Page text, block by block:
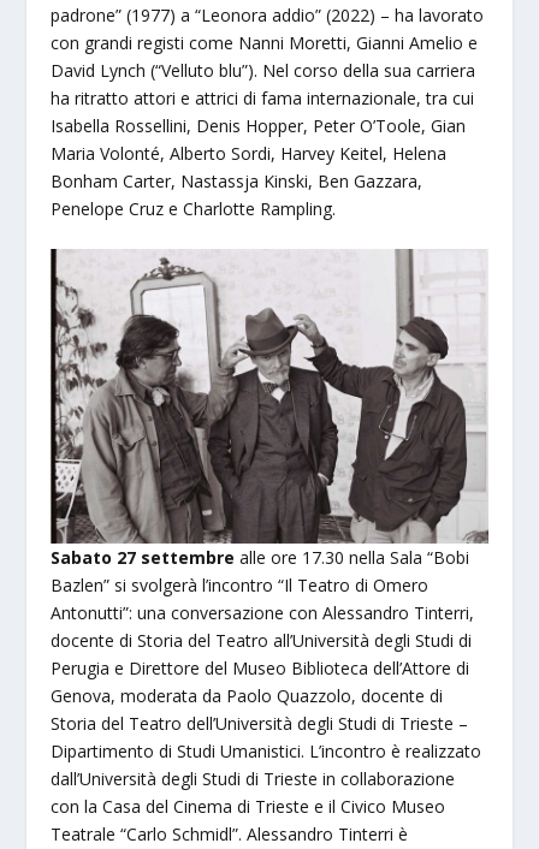
padrone” (1977) a “Leonora addio” (2022) – ha lavorato
con grandi registi come Nanni Moretti, Gianni Amelio e
David Lynch (“Velluto blu”). Nel corso della sua carriera
ha ritratto attori e attrici di fama internazionale, tra cui
Isabella Rossellini, Denis Hopper, Peter O’Toole, Gian
Maria Volonté, Alberto Sordi, Harvey Keitel, Helena
Bonham Carter, Nastassja Kinski, Ben Gazzara,
Penelope Cruz e Charlotte Rampling.
Sabato 27 settembre alle ore 17.30 nella Sala “Bobi
Bazlen” si svolgerà l’incontro “Il Teatro di Omero
Antonutti”: una conversazione con Alessandro Tinterri,
docente di Storia del Teatro all’Università degli Studi di
Perugia e Direttore del Museo Biblioteca dell’Attore di
Genova, moderata da Paolo Quazzolo, docente di
Storia del Teatro dell’Università degli Studi di Trieste –
Dipartimento di Studi Umanistici. L’incontro è realizzato
dall’Università degli Studi di Trieste in collaborazione
con la Casa del Cinema di Trieste e il Civico Museo
Teatrale “Carlo Schmidl”. Alessandro Tinterri è